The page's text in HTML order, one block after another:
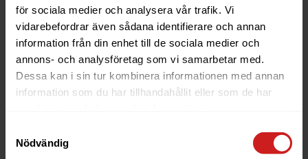
för sociala medier och analysera vår trafik. Vi
vidarebefordrar även sådana identifierare och annan
information från din enhet till de sociala medier och
annons- och analysföretag som vi samarbetar med.
Dessa kan i sin tur kombinera informationen med annan
information som du har tillhandahållit eller som de har
Nödvändig
The website you were trying to
reach has been suspended
If you are the owner of this website or domain please
read